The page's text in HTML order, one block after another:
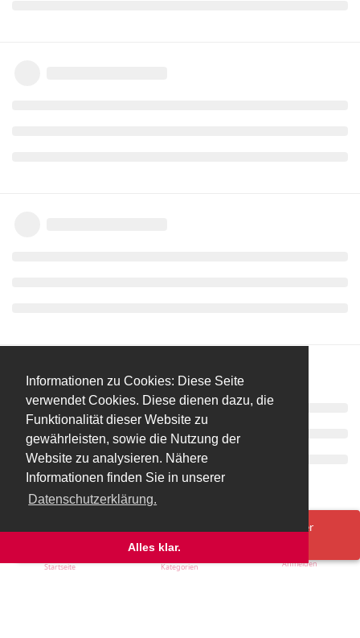
Informationen zu Cookies: Diese Seite
verwendet Cookies. Diese dienen dazu, die
Funktionalität dieser Website zu
gewährleisten, sowie die Nutzung der
Website zu analysieren. Nähere
Informationen finden Sie in unserer
Datenschutzerklärung.
Alles klar.
Ups! Da ist was schief gelaufen. Bitte lade die Seite neu oder
Startseite Kategorien Anmelden